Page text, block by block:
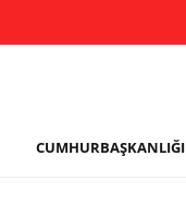
CUMHURBAŞKANLIĞI